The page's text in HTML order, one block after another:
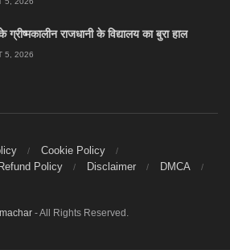
ग्रीष्मकालीन राजधानी के विद्यालय का बुरा हाल
5, 2026
Cookie Policy
Refund Policy Disclaimer
DMCA
- All Rights Reserved.